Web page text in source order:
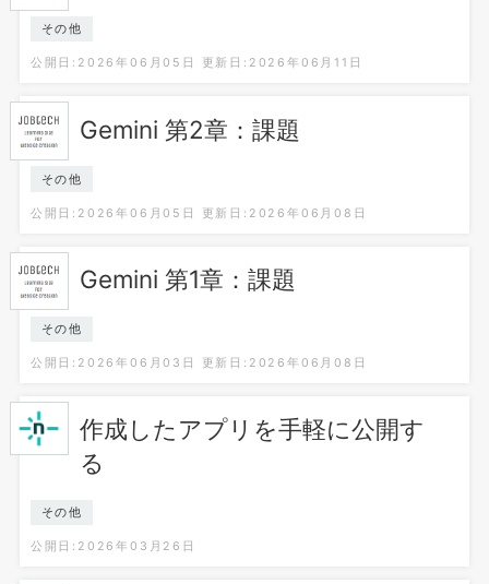
その他
公開日:2026年06月05日 更新日:2026年06月11日
Gemini 第2章：課題
その他
公開日:2026年06月05日 更新日:2026年06月08日
Gemini 第1章：課題
その他
公開日:2026年06月03日 更新日:2026年06月08日
作成したアプリを手軽に公開す
る
その他
公開日:2026年03月26日